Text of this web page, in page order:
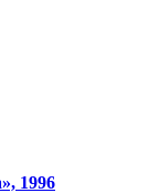
1996